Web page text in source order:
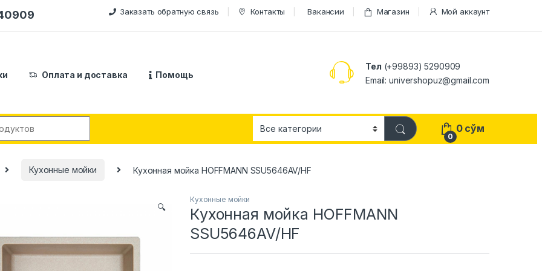
Заказать обратную связь Контакты Вакансии Магазин Мой аккаунт
Оплата и доставка Помощь
Тел (+99893) 5290909
Email: univershopuz@gmail.com
0
0 сўм
Кухонные мойки Кухонная мойка HOFFMANN SSU5646AV/HF
🔍
Кухонные мойки
Кухонная мойка HOFFMANN
SSU5646AV/HF